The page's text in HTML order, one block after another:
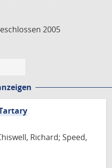
2005
Richard; Speed,